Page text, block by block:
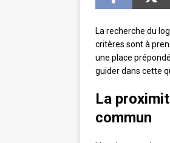
La recherche du
critères sont à
une place
guider dans cette
La
commun